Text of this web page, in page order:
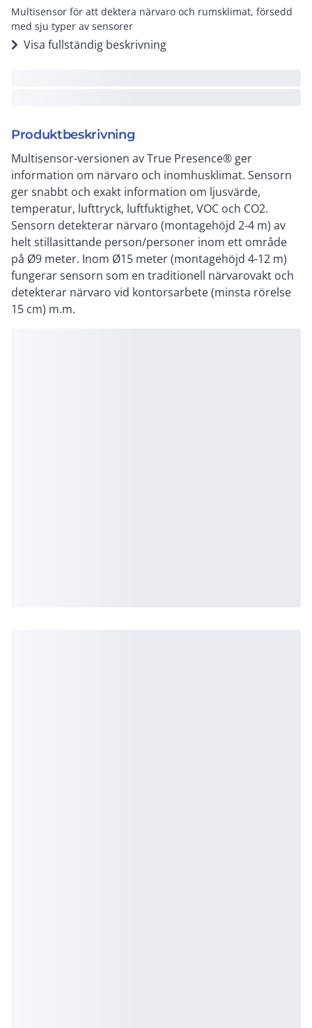
Multisensor för att dektera närvaro och rumsklimat, försedd
med sju typer av sensorer
Visa fullständig beskrivning
Produktbeskrivning
Multisensor-versionen av True Presence® ger
information om närvaro och inomhusklimat. Sensorn
ger snabbt och exakt information om ljusvärde,
temperatur, lufttryck, luftfuktighet, VOC och CO2.
Sensorn detekterar närvaro (montagehöjd 2-4 m) av
helt stillasittande person/personer inom ett område
på Ø9 meter. Inom Ø15 meter (montagehöjd 4-12 m)
fungerar sensorn som en traditionell närvarovakt och
detekterar närvaro vid kontorsarbete (minsta rörelse
15 cm) m.m.